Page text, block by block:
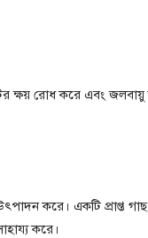
ক্ষয় রোধ করে এবং জলবায়ু
করে। একটি প্রাপ্ত গাছ
করে।